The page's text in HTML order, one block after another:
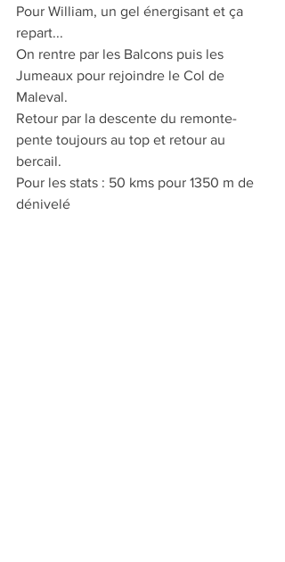
Pour William, un gel énergisant et ça
repart...
On rentre par les Balcons puis les
Jumeaux pour rejoindre le Col de
Maleval.
Retour par la descente du remonte-
pente toujours au top et retour au
bercail.
Pour les stats : 50 kms pour 1350 m de
dénivelé